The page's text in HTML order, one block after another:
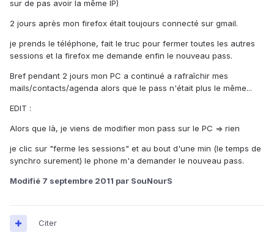
sur de pas avoir la même IP)
2 jours après mon firefox était toujours connecté sur gmail.
je prends le téléphone, fait le truc pour fermer toutes les autres
sessions et la firefox me demande enfin le nouveau pass.
Bref pendant 2 jours mon PC a continué a rafraîchir mes
mails/contacts/agenda alors que le pass n'était plus le même...
EDIT :
Alors que là, je viens de modifier mon pass sur le PC => rien
je clic sur "ferme les sessions" et au bout d'une min (le temps de
synchro surement) le phone m'a demander le nouveau pass.
Modifié 7 septembre 2011 par SouNourS
Citer